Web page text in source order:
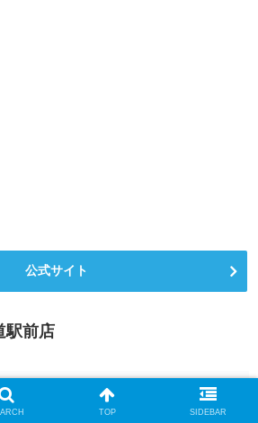
公式サイト
駅前店
町5-4-16 タツミビルディング2 4F 5F
TOP SIDEBAR